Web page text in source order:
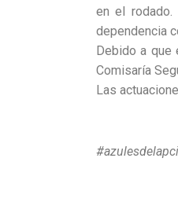
en el rodado.
dependencia
Debido a que
Comisaría
Las